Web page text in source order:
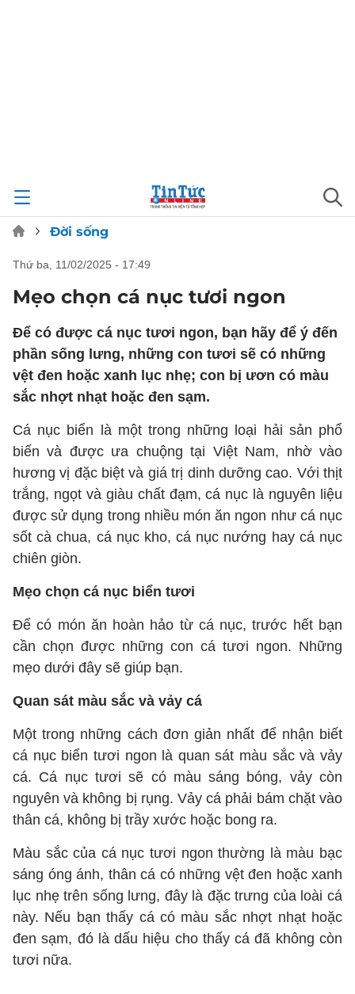
Đời sống
thứ ba, 11/02/2025 - 17:49
Mẹo chọn cá nục tươi ngon
Để có được cá nục tươi ngon, bạn hãy để ý đến
phần sống lưng, những con tươi sẽ có những
vệt đen hoặc xanh lục nhẹ; con bị ươn có màu
sắc nhợt nhạt hoặc đen sạm.
Cá nục biển là một trong những loại hải sản phổ
biến và được ưa chuộng tại Việt Nam, nhờ vào
hương vị đặc biệt và giá trị dinh dưỡng cao. Với thịt
trắng, ngọt và giàu chất đạm, cá nục là nguyên liệu
được sử dụng trong nhiều món ăn ngon như cá nục
sốt cà chua, cá nục kho, cá nục nướng hay cá nục
chiên giòn.
Mẹo chọn cá nục biển tươi
Để có món ăn hoàn hảo từ cá nục, trước hết bạn
cần chọn được những con cá tươi ngon. Những
mẹo dưới đây sẽ giúp bạn.
Quan sát màu sắc và vảy cá
Một trong những cách đơn giản nhất để nhận biết
cá nục biển tươi ngon là quan sát màu sắc và vảy
cá. Cá nục tươi sẽ có màu sáng bóng, vảy còn
nguyên và không bị rụng. Vảy cá phải bám chặt vào
thân cá, không bị trầy xước hoặc bong ra.
Màu sắc của cá nục tươi ngon thường là màu bạc
sáng óng ánh, thân cá có những vệt đen hoặc xanh
lục nhẹ trên sống lưng, đây là đặc trưng của loài cá
này. Nếu bạn thấy cá có màu sắc nhợt nhạt hoặc
đen sạm, đó là dấu hiệu cho thấy cá đã không còn
tươi nữa.